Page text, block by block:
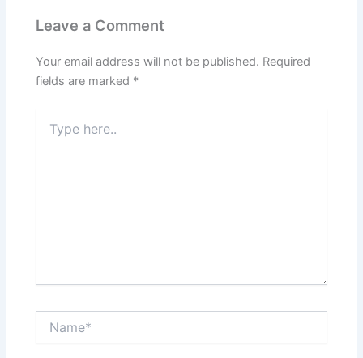
Leave a Comment
Your email address will not be published. Required
fields are marked *
here..